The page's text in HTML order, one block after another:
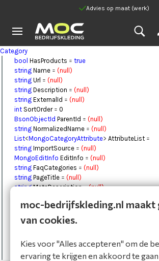
Advies op maat (werk)
Category
bool HasProducts = true
string Name = (null)
string Url = (null)
string Description = (null)
string ExternalId = (null)
int SortOrder= 0
BsonObjectId ParentId = (null)
string NormalizedName = (null)
List<MongoCategoryAttribute> AttributeList =
string ImportSource = (null)
MongoEditInfo EditInfo = (null)
string FaqCategories = (null)
string PageTitle = (null)
string MetaDescription=(null)
List<Image> Images=
Id =
DateTime DateCreated
bool IsVisible=false
bool IsNewEntity=true
moc-bedrijfskleding.nl maakt
van cookies.
Kies voor "Alles accepteren" om de
ervaring te krijgen en akkoord te